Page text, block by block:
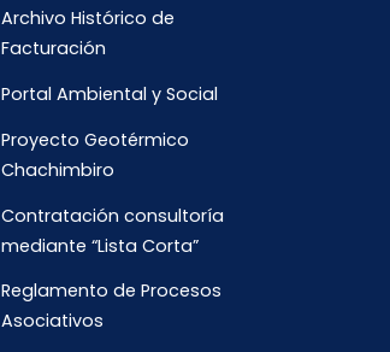
Archivo Histórico de
Facturación
Portal Ambiental y Social
Proyecto Geotérmico
Chachimbiro
Contratación consultoría
mediante “Lista Corta”
Reglamento de Procesos
Asociativos